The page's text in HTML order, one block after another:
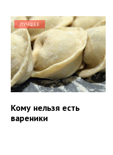
ЛУЧШЕЕ
Кому нельзя есть
вареники